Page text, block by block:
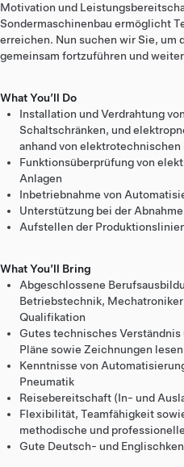
Motivation und
Sondermaschinenbau ermöglicht
erreichen. Nun suchen wir Sie, um
gemeinsam fortzuführen und
What You’ll Do
Installation und Verdrahtung
Schaltschränken, und
anhand von
Funktionsüberprüfung von
Anlagen
Inbetriebnahme von
Unterstützung bei der
Aufstellen der
What You’ll Bring
Abgeschlossene
Betriebstechnik,
Qualifikation
Gutes technisches
Pläne sowie Zeichnungen
Kenntnisse von
Pneumatik
Reisebereitschaft (In- und
Flexibilität, Teamfähigkeit
methodische und
Gute Deutsch- und